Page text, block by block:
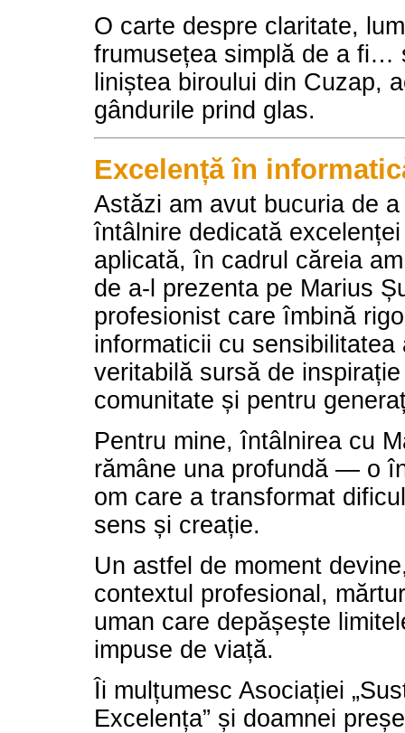
O carte despre claritate,
frumusețea simplă de a fi…
liniștea biroului din Cuzap,
gândurile prind glas.
Excelență în
Astăzi am avut bucuria de
întâlnire dedicată
aplicată, în cadrul căreia
de a-l prezenta pe Marius
profesionist care îmbină
informaticii cu sensibilitatea
veritabilă sursă de
comunitate și pentru
Pentru mine, întâlnirea cu
rămâne una profundă — o
om care a transformat
sens și creație.
Un astfel de moment
contextul profesional,
uman care depășește
impuse de viață.
Îi mulțumesc Asociației
Excelența” și doamnei